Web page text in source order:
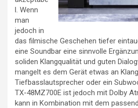
l. Wenn
man
jedoch in
das filmische Geschehen tiefer
eine Soundbar eine sinnvolle
soliden Klangqualität und guten
mangelt es dem Gerät etwas an
Tiefbasslautsprecher oder ein
TX-48MZ700E ist jedoch mit Dolby
kann in Kombination mit dem